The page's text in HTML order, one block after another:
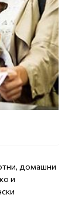
домашни
и